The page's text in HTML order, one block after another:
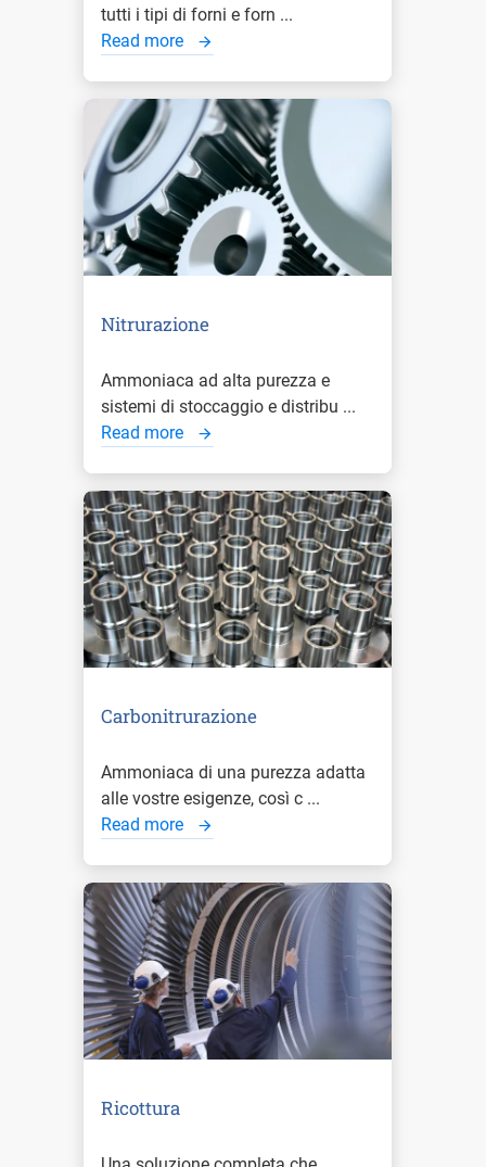
tutti i tipi di forni e forn ...
Read more
Nitrurazione
Ammoniaca ad alta purezza e
sistemi di stoccaggio e distribu ...
Read more
Carbonitrurazione
Ammoniaca di una purezza adatta
alle vostre esigenze, così c ...
Read more
Ricottura